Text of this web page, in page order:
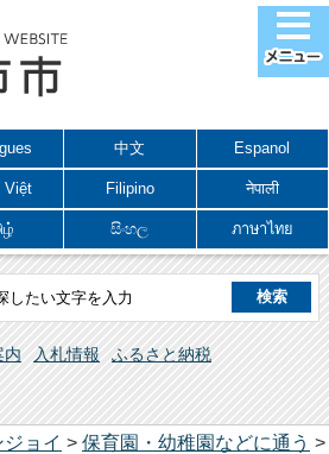
中文 Espanol
Việt Filipino नेपाली
සිංහල ภาษาไทย
内 入札情報
ふるさと納税
ョイ > 保育園・幼稚園などに通う >